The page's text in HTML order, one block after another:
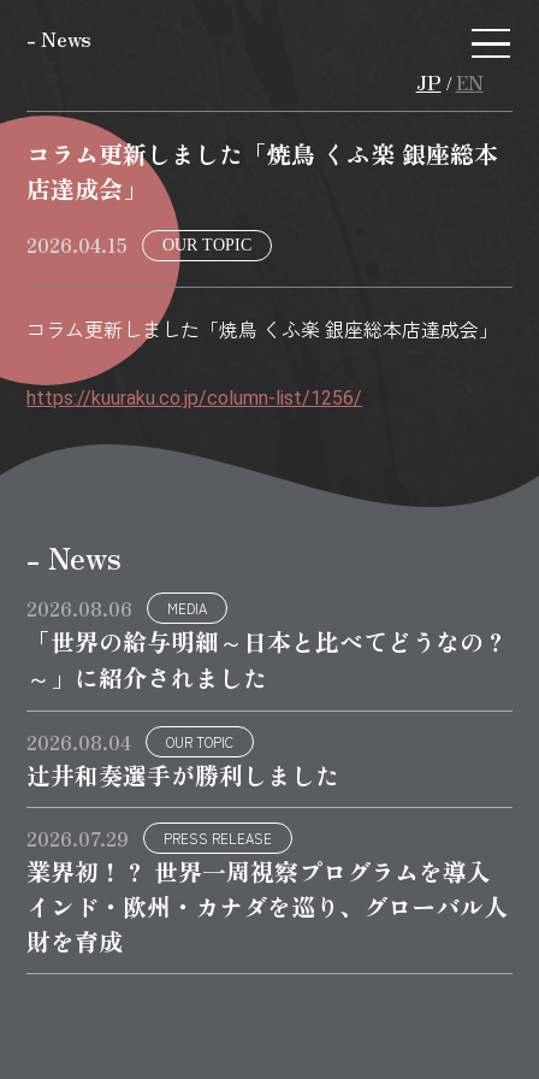
- News
JP / EN
コラム更新しました「焼鳥 くふ楽 銀座総本
店達成会」
2026.04.15 OUR TOPIC
コラム更新しました「焼鳥 くふ楽 銀座総本店達成会」
https://kuuraku.co.jp/column-list/1256/
- News
2026.08.06 MEDIA
「世界の給与明細～日本と比べてどうなの？
～」に紹介されました
2026.08.04 OUR TOPIC
辻井和奏選手が勝利しました
2026.07.29 PRESS RELEASE
業界初！？ 世界一周視察プログラムを導入
インド・欧州・カナダを巡り、グローバル人
財を育成